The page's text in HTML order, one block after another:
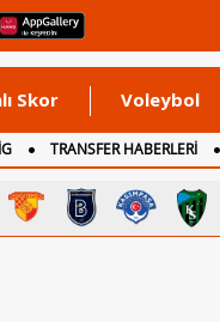
Skor Voleybol
TRANSFER HABERLERİ